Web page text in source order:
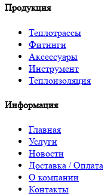
Продукция
Теплотрассы
Фитинги
Аксессуары
Инструмент
Теплоизоляция
Информация
Главная
Услуги
Новости
Доставка / Оплата
О компании
Контакты